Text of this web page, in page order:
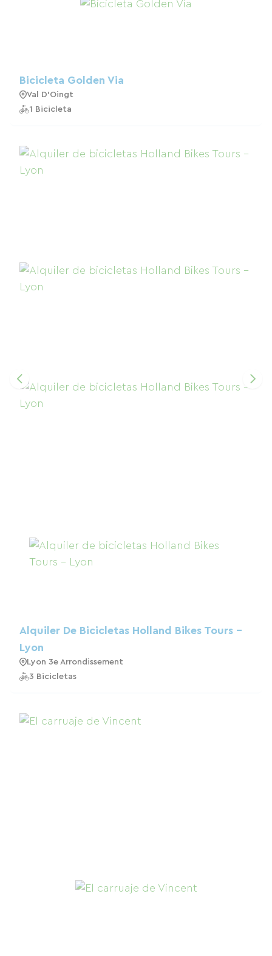
Bicicleta Golden Via
Val D'Oingt
1 Bicicleta
Alquiler De Bicicletas Holland Bikes Tours -
Lyon
Lyon 3e Arrondissement
3 Bicicletas